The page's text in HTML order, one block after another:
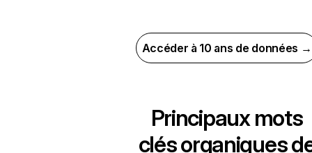
Accéder à 10 ans de données →
Principaux mots
clés organiques